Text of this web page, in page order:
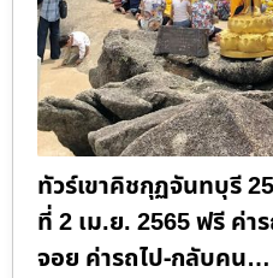
ทัวร์เขาคิชกุฏจันทบุรี
ที่ 2 เม.ย. 2565 ฟรี ค่า
จอย ค่ารถไป-กลับคน…